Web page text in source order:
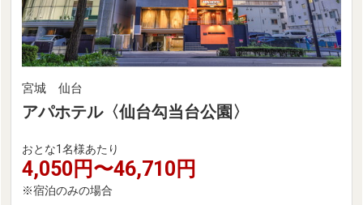
宮城 仙台
アパホテル〈仙台勾当台公園〉
おとな1名様あたり
4,050円〜46,710円